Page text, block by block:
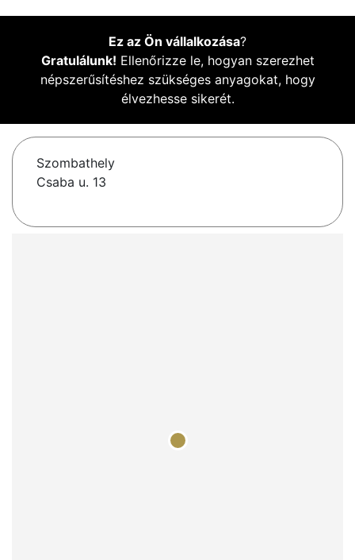
Ez az Ön vállalkozása?
Gratulálunk! Ellenőrizze le, hogyan szerezhet
népszerűsítéshez szükséges anyagokat, hogy
élvezhesse sikerét.
Szombathely
Csaba u. 13